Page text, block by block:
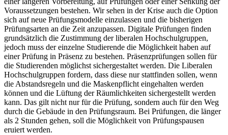
Voraussetzungen bestehen. Wir sehen in der Krise auch die Option
sich auf neue Prüfungsmodelle einzulassen und die bisherigen
Prüfungsarten an die Zeit anzupassen. Digitale Prüfungen finden
grundsätzlich die Zustimmung der liberalen Hochschulgruppen,
jedoch muss der einzelne Studierende die Möglichkeit haben auf
einer Prüfung in Präsenz zu bestehen. Präsenzprüfungen sollen für
die Studierenden möglichst sichergestaltet werden. Die Liberalen
Hochschulgruppen fordern, dass diese nur stattfinden sollen, wenn
die Abstandsregeln und die Maskenpflicht eingehalten werden
können und die Lüftung der Räumlichkeiten sichergestellt werden
kann. Das gilt nicht nur für die Prüfung, sondern auch für den Weg
durch die Gebäude in den Prüfungsraum. Bei Prüfungen, die länger
als 2 Stunden gehen, soll die Möglichkeit von Prüfungspausen
eruiert werden.